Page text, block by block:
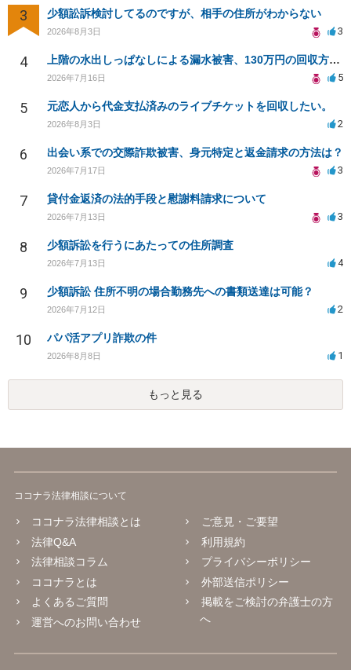
3 少額訟訴検討してるのですが、相手の住所がわからない
2026年8月3日 3
4 上階の水出しっぱなしによる漏水被害、130万円の回収方法を相談したい
2026年7月16日 5
5 元恋人から代金支払済みのライブチケットを回収したい。
2026年8月3日 2
6 出会い系での交際詐欺被害、身元特定と返金請求の方法は？
2026年7月17日 3
7 貸付金返済の法的手段と慰謝料請求について
2026年7月13日 3
8 少額訴訟を行うにあたっての住所調査
2026年7月13日 4
9 少額訴訟 住所不明の場合勤務先への書類送達は可能？
2026年7月12日 2
10 パパ活アプリ詐欺の件
2026年8月8日 1
もっと見る
ココナラ法律相談について
ココナラ法律相談とは
法律Q&A
法律相談コラム
ココナラとは
よくあるご質問
運営へのお問い合わせ
ご意見・ご要望
利用規約
プライバシーポリシー
外部送信ポリシー
掲載をご検討の弁護士の方
へ